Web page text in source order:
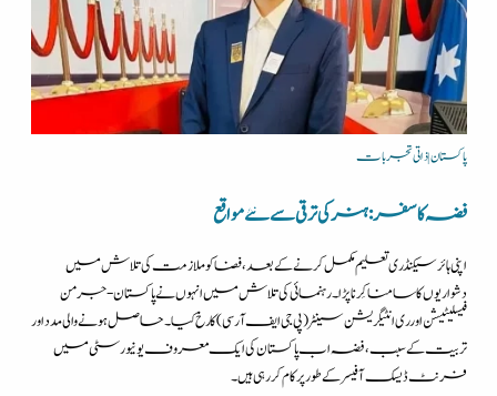
پاکستان | ذاتی تجربات
فضہ کا سفر: ہنر کی ترقی سے نئے مواقع
اپنی ہائر سیکنڈری تعلیم مکمل کرنے کے بعد، فضا کو ملازمت کی تلاش میں
دشواریوں کا سامنا کِرنا پڑا۔ رہنمائی کی تلاش میں انہوں نے پاکستان-جرمن
فیسلیٹیشن اور ری انٹیگریشن سینٹر (پی جی ایف آر سی) کا رخ کیا۔ حاصل ہونے والی مدد اور
تربیت کے سبب، فضہ اب پاکستان کی ایک معروف یونیورسٹی میں
فرنٹ ڈیسک آفیسر کے طور پر کام کر رہی ہیں۔